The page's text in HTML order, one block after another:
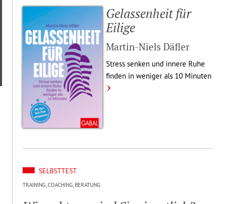
Gelas­sen­heit für
Eilige
Martin-Niels Däfler
Stress senken und innere Ruhe
finden in weniger als 10 Minuten
SELBSTTEST
TRAINING, COACHING, BERATUNG